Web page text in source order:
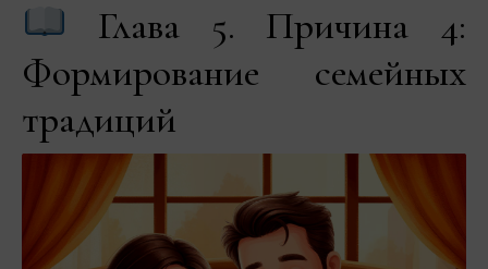
Глава 5. Причина 4:
Формирование семейных
традиций